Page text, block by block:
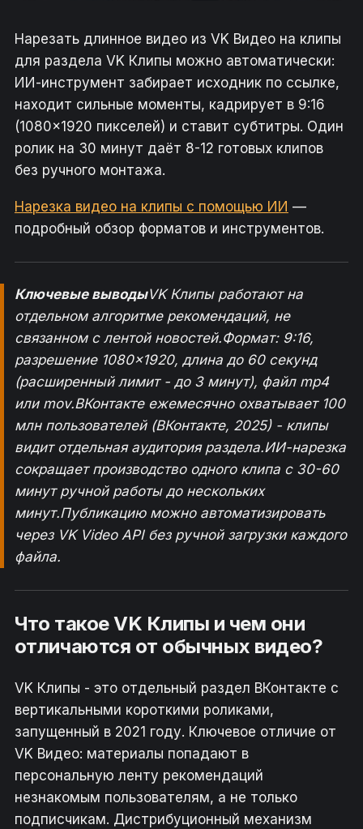
Нарезать длинное видео из VK Видео на клипы
для раздела VK Клипы можно автоматически:
ИИ-инструмент забирает исходник по ссылке,
находит сильные моменты, кадрирует в 9:16
(1080×1920 пикселей) и ставит субтитры. Один
ролик на 30 минут даёт 8-12 готовых клипов
без ручного монтажа.
Нарезка видео на клипы с помощью ИИ —
подробный обзор форматов и инструментов.
Ключевые выводыVK Клипы работают на
отдельном алгоритме рекомендаций, не
связанном с лентой новостей.Формат: 9:16,
разрешение 1080×1920, длина до 60 секунд
(расширенный лимит - до 3 минут), файл mp4
или mov.ВКонтакте ежемесячно охватывает 100
млн пользователей (ВКонтакте, 2025) - клипы
видит отдельная аудитория раздела.ИИ-нарезка
сокращает производство одного клипа с 30-60
минут ручной работы до нескольких
минут.Публикацию можно автоматизировать
через VK Video API без ручной загрузки каждого
файла.
Что такое VK Клипы и чем они
отличаются от обычных видео?
VK Клипы - это отдельный раздел ВКонтакте с
вертикальными короткими роликами,
запущенный в 2021 году. Ключевое отличие от
VK Видео: материалы попадают в
персональную ленту рекомендаций
незнакомым пользователям, а не только
подписчикам. Дистрибуционный механизм